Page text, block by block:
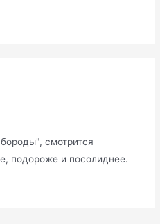
смотрится
подороже и посолиднее.